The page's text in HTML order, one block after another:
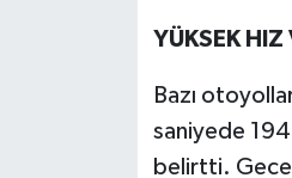
YÜKSEK HIZ
Bazı
saniyede
belirtti.